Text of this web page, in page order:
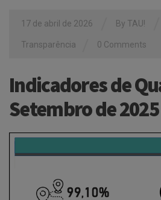
17 de abril de 2026 By TAU!
Transparência 0 Comments
Indicadores de
Setembro de 2025